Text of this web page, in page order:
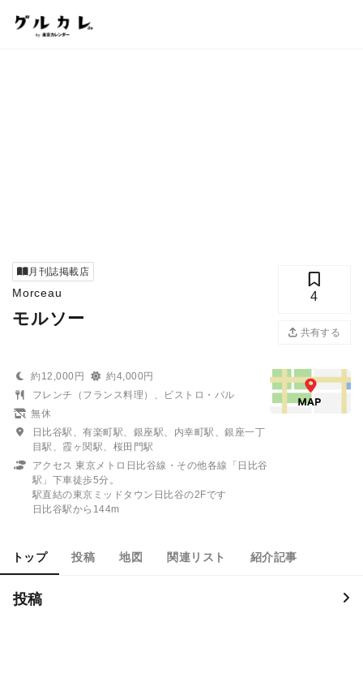
月刊誌掲載店
Morceau
モルソー
4
共有する
約12,000円
約4,000円
フレンチ（フランス料理）、ビストロ・バル
無休
日比谷駅、有楽町駅、銀座駅、内幸町駅、銀座一丁
目駅、霞ヶ関駅、桜田門駅
アクセス 東京メトロ日比谷線・その他各線「日比谷
駅」下車徒歩5分。
駅直結の東京ミッドタウン日比谷の2Fです
日比谷駅から144m
トップ 投稿 地図 関連リスト 紹介記事
投稿